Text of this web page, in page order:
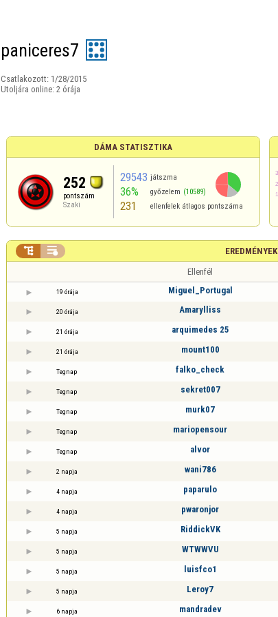
paniceres7
Csatlakozott: 1/28/2015
Utoljára online: 2 órája
DÁMA STATISZTIKA
252
pontszám
Szaki
29543 játszma
36% győzelem (10589)
231 ellenfelek átlagos pontszáma
EREDMÉNYEK
 
Ellenfél
19 órája Miguel_Portugal
20 órája Amarylliss
21 órája arquimedes 25
21 órája mount100
Tegnap falko_check
Tegnap sekret007
Tegnap murk07
Tegnap mariopensour
Tegnap alvor
2 napja wani786
4 napja paparulo
4 napja pwaronjor
5 napja RiddickVK
5 napja WTWWVU
5 napja luisfco1
5 napja Leroy7
6 napja mandradev